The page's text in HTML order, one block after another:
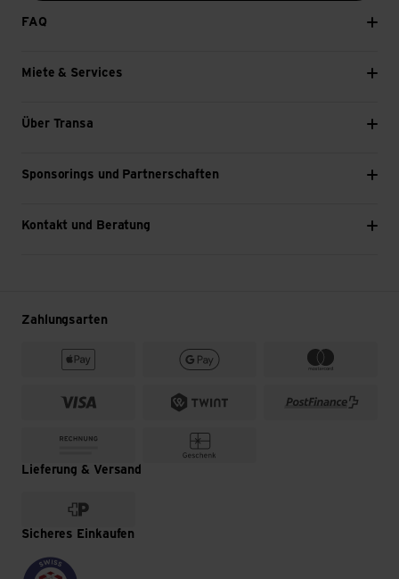
FAQ
Miete & Services
Über Transa
Sponsorings und Partnerschaften
Kontakt und Beratung
Zahlungsarten
Lieferung & Versand
Sicheres Einkaufen